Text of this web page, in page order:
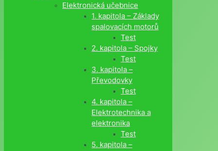
Elektronická učebnice
1. kapitola – Základy
spalovacích motorů
Test
2. kapitola – Spojky
Test
3. kapitola –
Převodovky
Test
4. kapitola –
Elektrotechnika a
elektronika
Test
5. kapitola –